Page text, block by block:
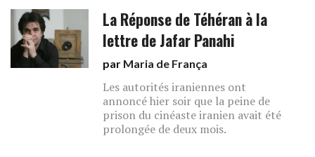
La Réponse de Téhéran à la
lettre de Jafar Panahi
par Maria de França
Les autorités iraniennes ont
annoncé hier soir que la peine de
prison du cinéaste iranien avait été
prolongée de deux mois.